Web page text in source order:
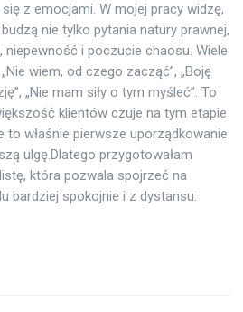
z emocjami. W mojej pracy widzę,
nie tylko pytania natury prawnej,
niepewność i poczucie chaosu. Wiele
wiem, od czego zacząć”, „Boję
„Nie mam siły o tym myśleć”. To
klientów czuje na tym etapie
to właśnie pierwsze uporządkowanie
ulgę.Dlatego przygotowałam
która pozwala spojrzeć na
bardziej spokojnie i z dystansu.